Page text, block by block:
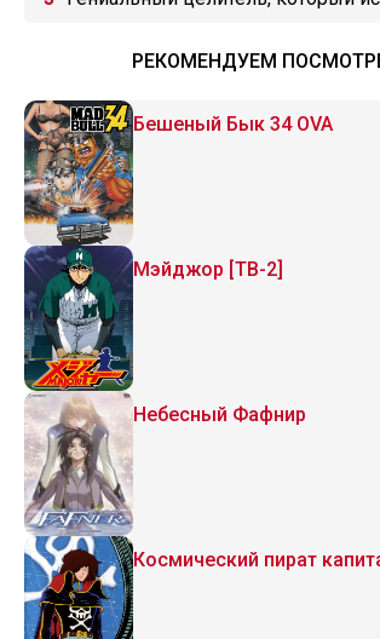
бесполезный, теперь наслаждается
жизнью в качестве тёмного
РЕКОМЕНДУЕМ
Бешеный Бык 34 OVA
Мэйджор [ТВ-2]
Небесный Фафнир
Космический пират